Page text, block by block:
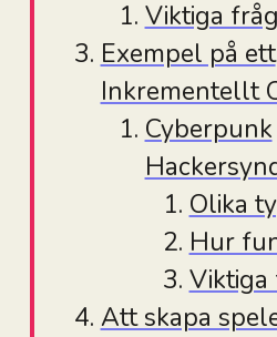
Viktiga
Exempel på ett
Inkrementellt
Cyberpunk
Olika
Hur
Viktiga
Att skapa